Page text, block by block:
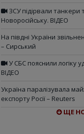
ЗСУ підірвали танкери
Новоросійську. ВІДЕО
На півдні України
– Сирський
У СБС пояснили логіку
ВІДЕО
Україна паралізувала
експорту Росії – Reuters
ЩЕ